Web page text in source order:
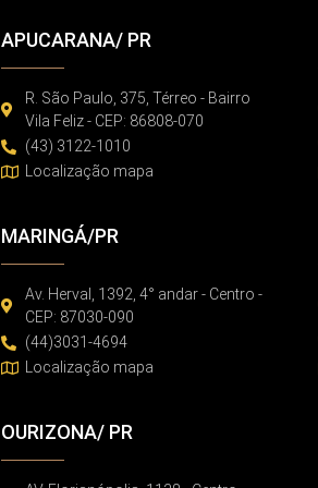
APUCARANA/ PR
R. São Paulo, 375, Térreo - Bairro
Vila Feliz - CEP: 86808-070
(43) 3122-1010
Localização mapa
MARINGÁ/PR
Av. Herval, 1392, 4° andar - Centro -
CEP: 87030-090
(44)3031-4694
Localização mapa
OURIZONA/ PR